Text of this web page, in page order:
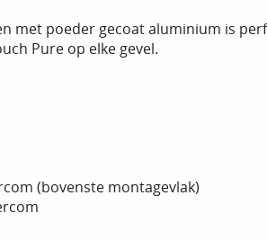
met poeder gecoat aluminium is
Pure op elke gevel.
(bovenste montagevlak)